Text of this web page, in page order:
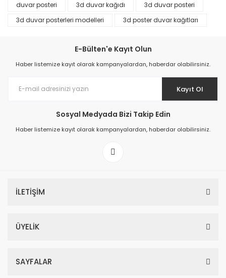
duvar posteri
3d duvar kağıdı
3d duvar posteri
3d duvar posterleri modelleri
3d poster duvar kağıtları
E-Bülten'e Kayıt Olun
Haber listemize kayıt olarak kampanyalardan, haberdar olabilirsiniz.
Kayıt Ol
Sosyal Medyada Bizi Takip Edin
Haber listemize kayıt olarak kampanyalardan, haberdar olabilirsiniz.
İLETİŞİM
ÜYELİK
SAYFALAR